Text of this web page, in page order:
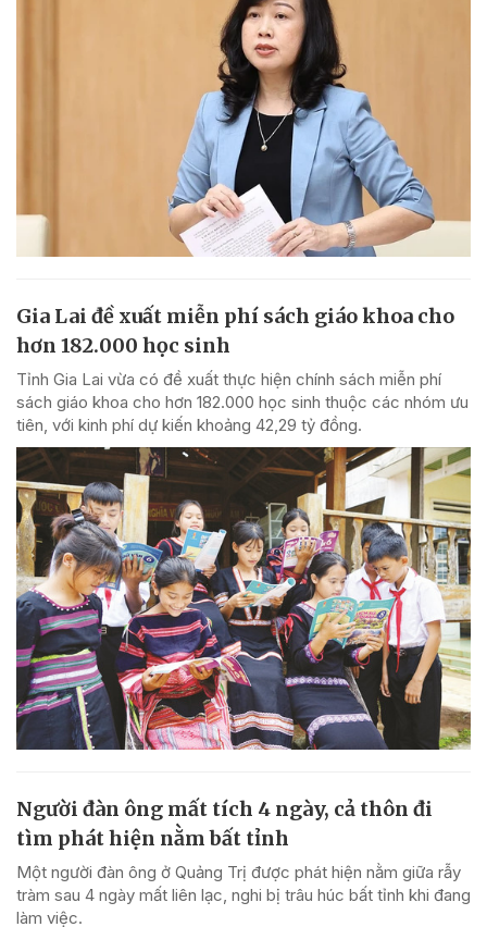
Gia Lai đề xuất miễn phí sách giáo khoa cho
hơn 182.000 học sinh
Tỉnh Gia Lai vừa có đề xuất thực hiện chính sách miễn phí
sách giáo khoa cho hơn 182.000 học sinh thuộc các nhóm ưu
tiên, với kinh phí dự kiến khoảng 42,29 tỷ đồng.
Người đàn ông mất tích 4 ngày, cả thôn đi
tìm phát hiện nằm bất tỉnh
Một người đàn ông ở Quảng Trị được phát hiện nằm giữa rẫy
tràm sau 4 ngày mất liên lạc, nghi bị trâu húc bất tỉnh khi đang
làm việc.